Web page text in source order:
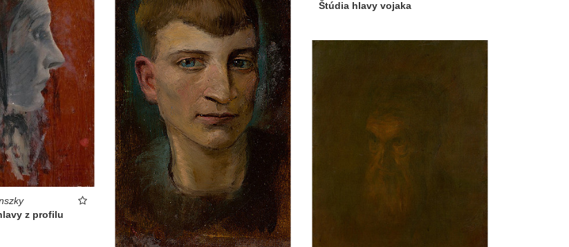
Štúdia hlavy vojaka
z profilu